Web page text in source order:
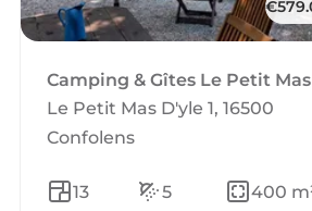
Camping & Gîtes Le Petit Mas
Le Petit Mas D'yle 1, 16500
Confolens
13 5 400